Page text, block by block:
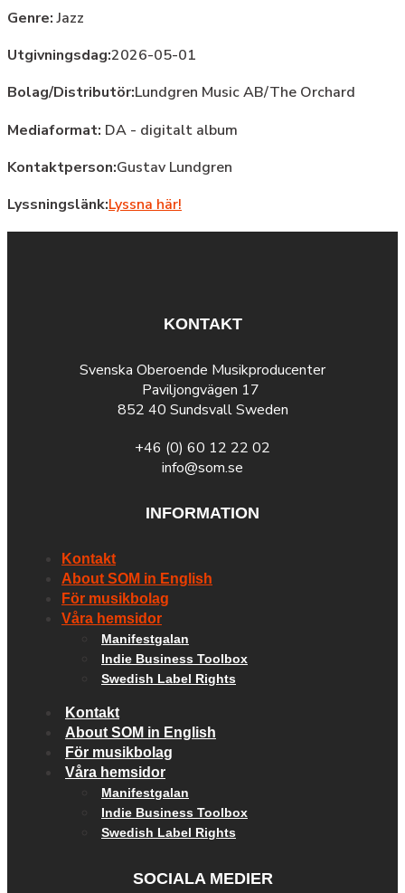
Genre:Jazz
Utgivningsdag:2026-05-01
Bolag/Distributör:Lundgren Music AB/The Orchard
Mediaformat: DA - digitalt album
Kontaktperson:Gustav Lundgren
Lyssningslänk:Lyssna här!
KONTAKT
Svenska Oberoende Musikproducenter
Paviljongvägen 17
852 40 Sundsvall Sweden
+46 (0) 60 12 22 02
info@som.se
INFORMATION
Kontakt
About SOM in English
För musikbolag
Våra hemsidor
Manifestgalan
Indie Business Toolbox
Swedish Label Rights
Kontakt
About SOM in English
För musikbolag
Våra hemsidor
Manifestgalan
Indie Business Toolbox
Swedish Label Rights
SOCIALA MEDIER